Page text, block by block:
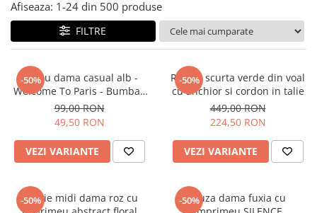
Tricouri si topuri
Rochii de eveniment
Afiseaza: 1-24 din 500 produse
FILTRE
-50%
Tricou dama casual alb -
Welcome To Paris - Bumbac
Organic
99,00 RON
49,50 RON
VEZI VARIANTE
-50%
Rochie scurta verde din voal
cu anchior si cordon in talie
449,00 RON
224,50 RON
VEZI VARIANTE
-50%
Rochie midi dama roz cu
-50%Bluza dama fuxia cu